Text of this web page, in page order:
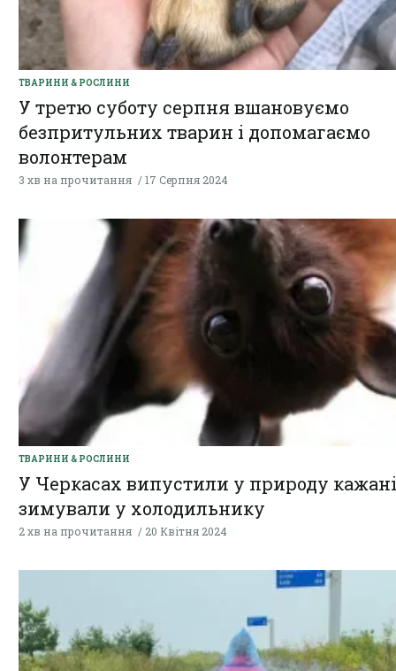
ТВАРИНИ & РОСЛИНИ
У третю суботу серпня вшановуємо
безпритульних тварин і допомагаємо
волонтерам
3 хв на прочитання 17 Серпня 2024
ТВАРИНИ & РОСЛИНИ
У Черкасах випустили у природу
зимували у холодильнику
2 хв на прочитання 20 Квітня 2024